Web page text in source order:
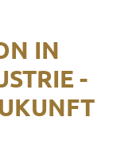
IN
-